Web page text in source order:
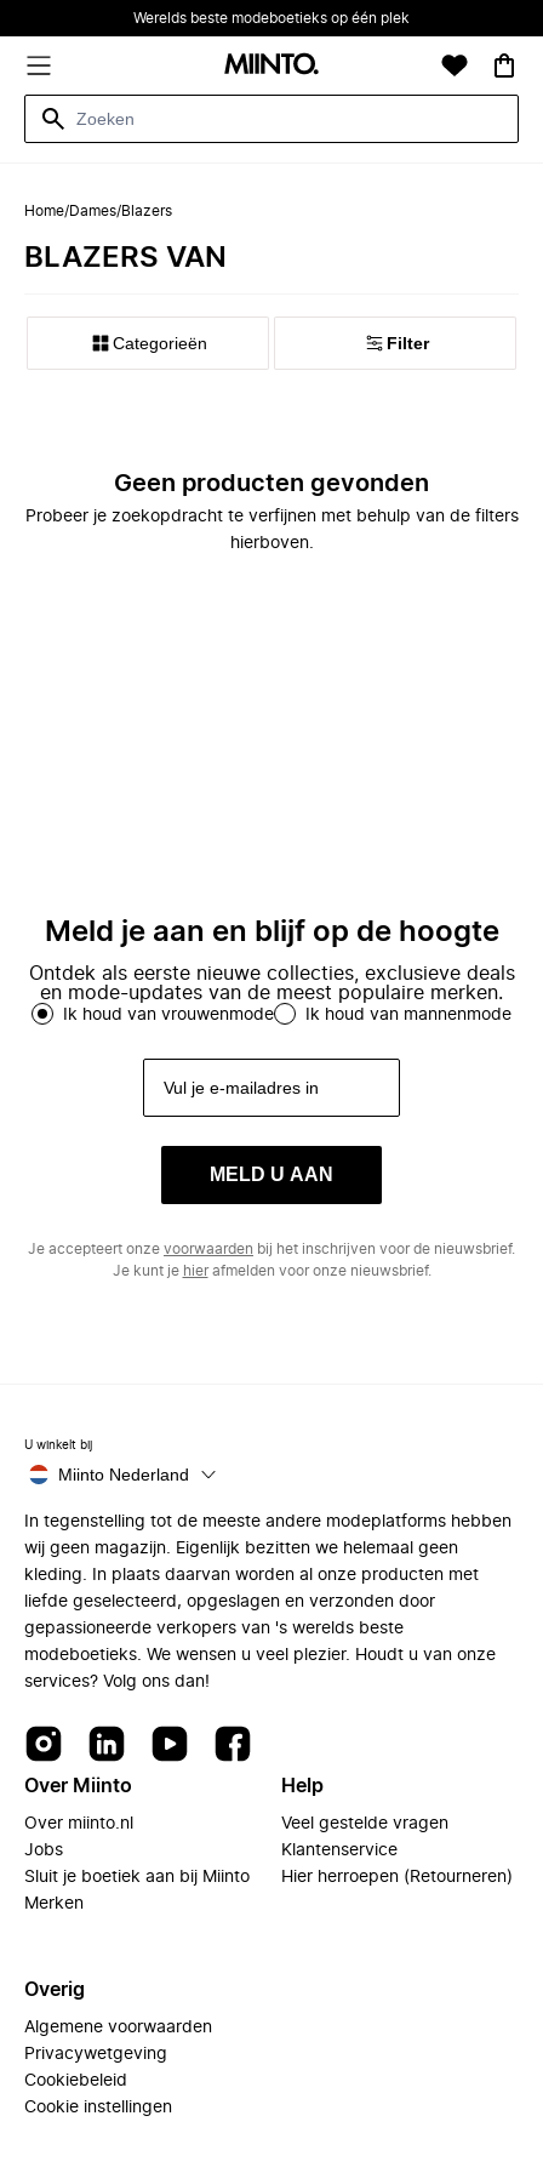
Werelds beste modeboetieks op één plek
Home/Dames/Blazers
BLAZERS VAN
Categorieën Filter
Geen producten gevonden
Probeer je zoekopdracht te verfijnen met behulp van de filters
hierboven.
Meld je aan en blijf op de hoogte
Ontdek als eerste nieuwe collecties, exclusieve deals
en mode-updates van de meest populaire merken.
Ik houd van vrouwenmode Ik houd van mannenmode
MELD U AAN
Je accepteert onze voorwaarden bij het inschrijven voor de nieuwsbrief.
Je kunt je hierafmelden voor onze nieuwsbrief.
U winkelt bij
Miinto Nederland
In tegenstelling tot de meeste andere modeplatforms hebben
wij geen magazijn. Eigenlijk bezitten we helemaal geen
kleding. In plaats daarvan worden al onze producten met
liefde geselecteerd, opgeslagen en verzonden door
gepassioneerde verkopers van 's werelds beste
modeboetieks. We wensen u veel plezier. Houdt u van onze
services? Volg ons dan!
Over Miinto
Over miinto.nl
Jobs
Sluit je boetiek aan bij Miinto
Merken
Help
Veel gestelde vragen
Klantenservice
Hier herroepen (Retourneren)
Overig
Algemene voorwaarden
Privacywetgeving
Cookiebeleid
Cookie instellingen